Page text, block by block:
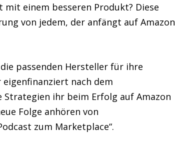
einem besseren Produkt? Diese
von jedem, der anfängt auf Amazon
passenden Hersteller für ihre
nach dem
ihr beim Erfolg auf Amazon
Folge anhören von
zum Marketplace“.